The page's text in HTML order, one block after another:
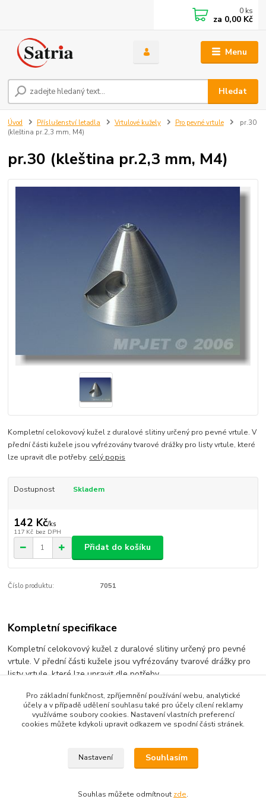
Menu
Hledat
0 ks
za 0,00 Kč
Úvod Příslušenství letadla Vrtulové kužely Pro pevné vrtule
pr.30
(kleština pr.2,3 mm, M4)
pr.30 (kleština pr.2,3 mm, M4)
Kompletní celokovový kužel z duralové slitiny určený pro pevné vrtule. V
přední části kužele jsou vyfrézovány tvarové drážky pro listy vrtule, které
lze upravit dle potřeby. celý popis
Dostupnost Skladem
142 Kč/ks
117 Kč bez DPH
Přidat do košíku
Číslo produktu: 7051
Kompletní specifikace
Kompletní celokovový kužel z duralové slitiny určený pro pevné
vrtule. V přední části kužele jsou vyfrézovány tvarové drážky pro
listy vrtule, které lze upravit dle potřeby.
Zboží zařazeno v kategoriích
Pro základní funkčnost, zpříjemnění používání webu, analytické
účely a v případě udělení souhlasu také pro účely cílení reklamy
využíváme soubory cookies. Nastavení vlastních preferencí
cookies můžete kdykoli upravit odkazem ve spodní části stránek.
Nastavení Souhlasím
Souhlas můžete odmítnout zde.